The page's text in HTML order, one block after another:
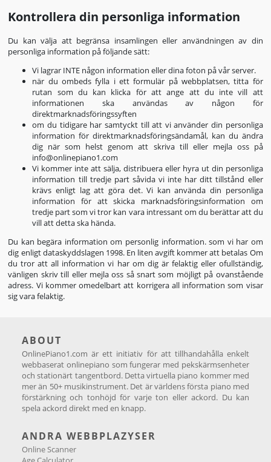
Kontrollera din personliga information
Du kan välja att begränsa insamlingen eller användningen av din
personliga information på följande sätt:
Vi lagrar INTE någon information eller dina foton på vår server.
när du ombeds fylla i ett formulär på webbplatsen, titta för
rutan som du kan klicka för att ange att du inte vill att
informationen ska användas av någon för
direktmarknadsföringssyften
om du tidigare har samtyckt till att vi använder din personliga
information för direktmarknadsföringsändamål, kan du ändra
dig när som helst genom att skriva till eller mejla oss på
info@onlinepiano1.com
Vi kommer inte att sälja, distribuera eller hyra ut din personliga
information till tredje part såvida vi inte har ditt tillstånd eller
krävs enligt lag att göra det. Vi kan använda din personliga
information för att skicka marknadsföringsinformation om
tredje part som vi tror kan vara intressant om du berättar att du
vill att detta ska hända.
Du kan begära information om personlig information. som vi har om
dig enligt dataskyddslagen 1998. En liten avgift kommer att betalas Om
du tror att all information vi har om dig är felaktig eller ofullständig,
vänligen skriv till eller mejla oss så snart som möjligt på ovanstående
adress. Vi kommer omedelbart att korrigera all information som visar
sig vara felaktig.
ABOUT
OnlinePiano1.com är ett initiativ för att tillhandahålla enkelt
webbaserat onlinepiano som fungerar med pekskärmsenheter
och stationärt tangentbord. Detta virtuella piano kommer med
mer än 50+ musikinstrument. Det är världens första piano med
förstärkning och tonhöjd för varje ton eller ackord. Du kan
spela ackord direkt med en knapp.
ANDRA WEBBPLAZYSER
Online Scanner